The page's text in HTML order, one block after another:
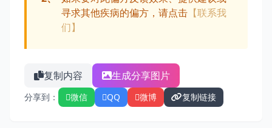
寻求其他疾病的偏方，请点击 【联系我
们】
复制内容 生成分享图片
分享到： 微信 QQ 微博 复制链接